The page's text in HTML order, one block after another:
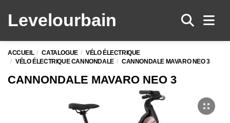
Levelourbain
ACCUEIL CATALOGUE
VÉLO ÉLECTRIQUE
VÉLO ÉLECTRIQUE CANNONDALE
CANNONDALE MAVARO NEO 3
CANNONDALE MAVARO NEO 3